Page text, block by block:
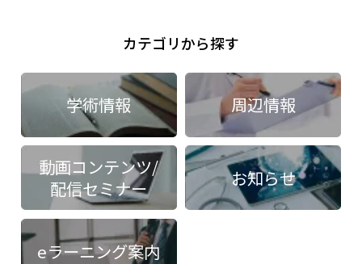
カテゴリから探す
学術情報 周辺情報
動画コンテンツ/
配信セミナー
お知らせ
eラーニング案内